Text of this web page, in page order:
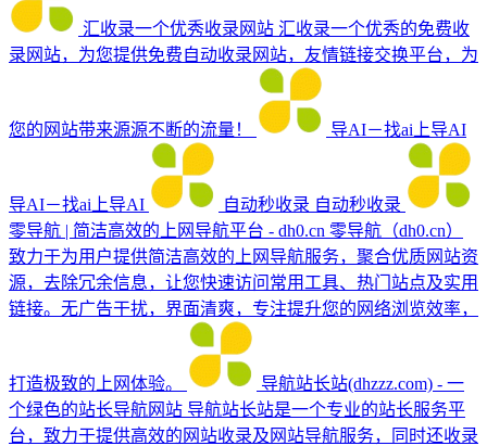
汇收录一个优秀收录网站 汇收录一个优秀的免费收
录网站，为您提供免费自动收录网站，友情链接交换平台，为
您的网站带来源源不断的流量！ 导AI－找ai上导AI
导AI－找ai上导AI 自动秒收录 自动秒收录
零导航 | 简洁高效的上网导航平台 - dh0.cn 零导航（dh0.cn）
致力于为用户提供简洁高效的上网导航服务，聚合优质网站资
源，去除冗余信息，让您快速访问常用工具、热门站点及实用
链接。无广告干扰，界面清爽，专注提升您的网络浏览效率，
打造极致的上网体验。
导航站长站(dhzzz.com) - 一
个绿色的站长导航网站 导航站长站是一个专业的站长服务平
台，致力于提供高效的网站收录及网站导航服务，同时还收录